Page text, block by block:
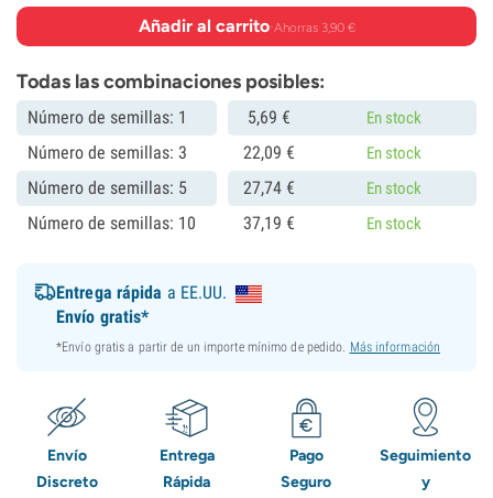
Añadir al carrito·Ahorras 3,90 €
Todas las combinaciones posibles:
Número de semillas: 1 5,69 € En stock
Número de semillas: 3 22,09 € En stock
Número de semillas: 5 27,74 € En stock
Número de semillas: 10 37,19 € En stock
Entrega rápida a EE.UU.
Envío gratis*
*Envío gratis a partir de un importe mínimo de pedido. Más información
Envío
Discreto
Entrega
Rápida
Pago
Seguro
Seguimiento
y